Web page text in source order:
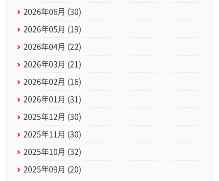
2026年06月 (30)
2026年05月 (19)
2026年04月 (22)
2026年03月 (21)
2026年02月 (16)
2026年01月 (31)
2025年12月 (30)
2025年11月 (30)
2025年10月 (32)
2025年09月 (20)